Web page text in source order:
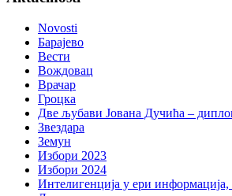
Novosti
Барајево
Вести
Вождовац
Врачар
Гроцка
Две љубави Јована Дучића –
Звездара
Земун
Избори 2023
Избори 2024
Интелигенција у ери